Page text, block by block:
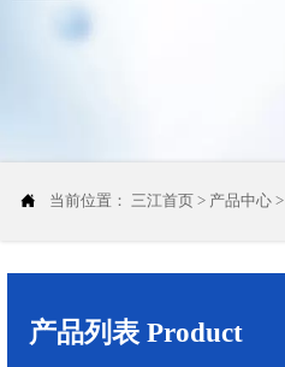
 当前位置： 三江首页> 产品中心>
产品列表 Product